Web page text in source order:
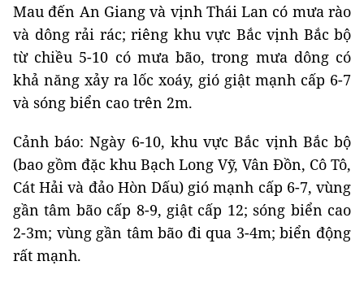
Mau đến An Giang và vịnh Thái Lan có mưa rào
và dông rải rác; riêng khu vực Bắc vịnh Bắc bộ
từ chiều 5-10 có mưa bão, trong mưa dông có
khả năng xảy ra lốc xoáy, gió giật mạnh cấp 6-7
và sóng biển cao trên 2m.
Cảnh báo: Ngày 6-10, khu vực Bắc vịnh Bắc bộ
(bao gồm đặc khu Bạch Long Vỹ, Vân Đồn, Cô Tô,
Cát Hải và đảo Hòn Dấu) gió mạnh cấp 6-7, vùng
gần tâm bão cấp 8-9, giật cấp 12; sóng biển cao
2-3m; vùng gần tâm bão đi qua 3-4m; biển động
rất mạnh.